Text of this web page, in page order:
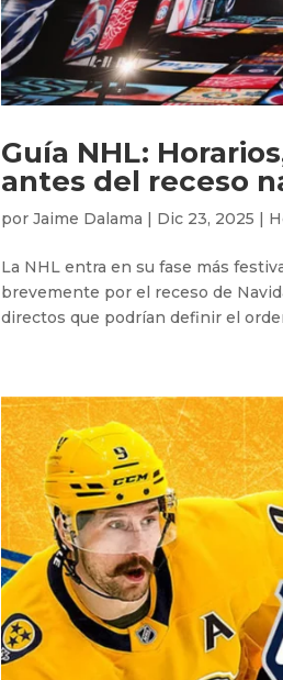
Guía NHL:
antes del receso
porJaime Dalama | Dic 23, 2025 |
La NHL entra en su fase más
brevemente por el receso de
directos que podrían definir el